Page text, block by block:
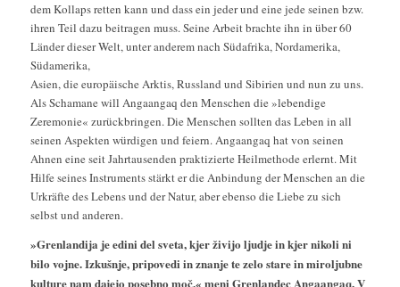
dem Kollaps retten kann und dass ein jeder und eine jede seinen bzw.
ihren Teil dazu beitragen muss. Seine Arbeit brachte ihn in über 60
Länder dieser Welt, unter anderem nach Südafrika, Nordamerika,
Südamerika,
Asien, die europäische Arktis, Russland und Sibirien und nun zu uns.
Als Schamane will Angaangaq den Menschen die »lebendige
Zeremonie« zurückbringen. Die Menschen sollten das Leben in all
seinen Aspekten würdigen und feiern. Angaangaq hat von seinen
Ahnen eine seit Jahrtausenden praktizierte Heilmethode erlernt. Mit
Hilfe seines Instruments stärkt er die Anbindung der Menschen an die
Urkräfte des Lebens und der Natur, aber ebenso die Liebe zu sich
selbst und anderen.
»Grenlandija je edini del sveta, kjer živijo ljudje in kjer nikoli ni
bilo vojne. Izkušnje, pripovedi in znanje te zelo stare in miroljubne
kulture nam dajejo posebno moč,« meni Grenlandec Angaangaq. V